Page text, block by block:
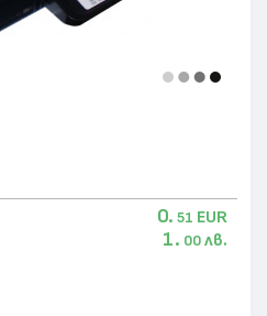
0. 51 EUR
1. 00 лв.